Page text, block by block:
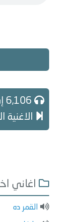
الاغنية
اغاني
القمر ده